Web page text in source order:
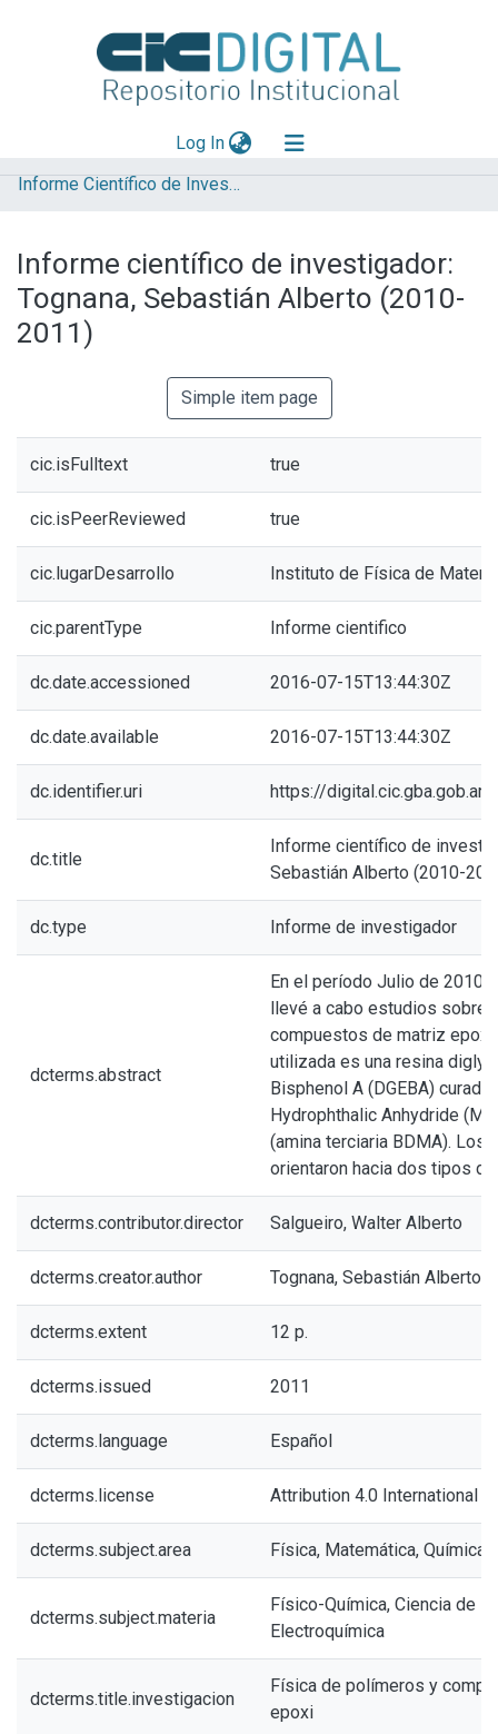
Log In(current)
Explorar
Aportar material
Statistics
Informe Científico de Investigador
Informe científico de investigador:
Tognana, Sebastián Alberto (2010-
2011)
Simple item page
cic.isFulltext true
cic.isPeerReviewed true
cic.lugarDesarrollo Instituto de Física de
cic.parentType Informe cientifico
dc.date.accessioned 2016-07-15T13:44:30Z
dc.date.available 2016-07-15T13:44:30Z
dc.identifier.uri https://
dc.title
Informe científico de
Sebastián Alberto (2010-
dc.type Informe de investigador
dcterms.abstract
En el período Julio de 2010
llevé a cabo estudios sobre
compuestos de matriz
utilizada es una resina
Bisphenol A (DGEBA)
Hydrophthalic Anhydride
(amina terciaria BDMA). Los
orientaron hacia dos tipos
dcterms.contributor.director Salgueiro, Walter Alberto
dcterms.creator.author Tognana, Sebastián Alberto
dcterms.extent 12 p.
dcterms.issued 2011
dcterms.language Español
dcterms.license Attribution 4.0 International
dcterms.subject.area Física, Matemática, Química
dcterms.subject.materia
Físico-Química, Ciencia de
Electroquímica
dcterms.title.investigacion
Física de polímeros y
epoxi